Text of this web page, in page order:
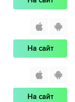
На сайт
На сайт